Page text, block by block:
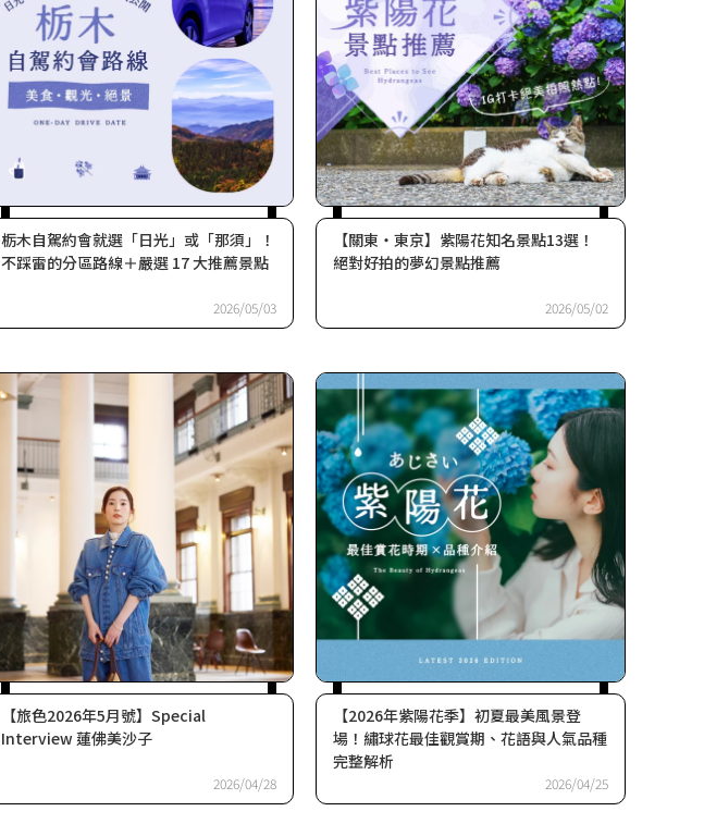
栃木自駕約會就選「日光」或「那須」！
不踩雷的分區路線＋嚴選 17 大推薦景點
2026/05/03
【關東・東京】紫陽花知名景點13選！
絕對好拍的夢幻景點推薦
2026/05/02
【旅色2026年5月號】Special
Interview 蓮佛美沙子
2026/04/28
【2026年紫陽花季】初夏最美風景登
場！繡球花最佳觀賞期、花語與人氣品種
完整解析
2026/04/25